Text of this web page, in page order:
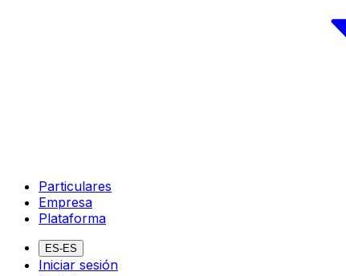
Particulares
Empresa
Plataforma
ES-ES
Iniciar sesión